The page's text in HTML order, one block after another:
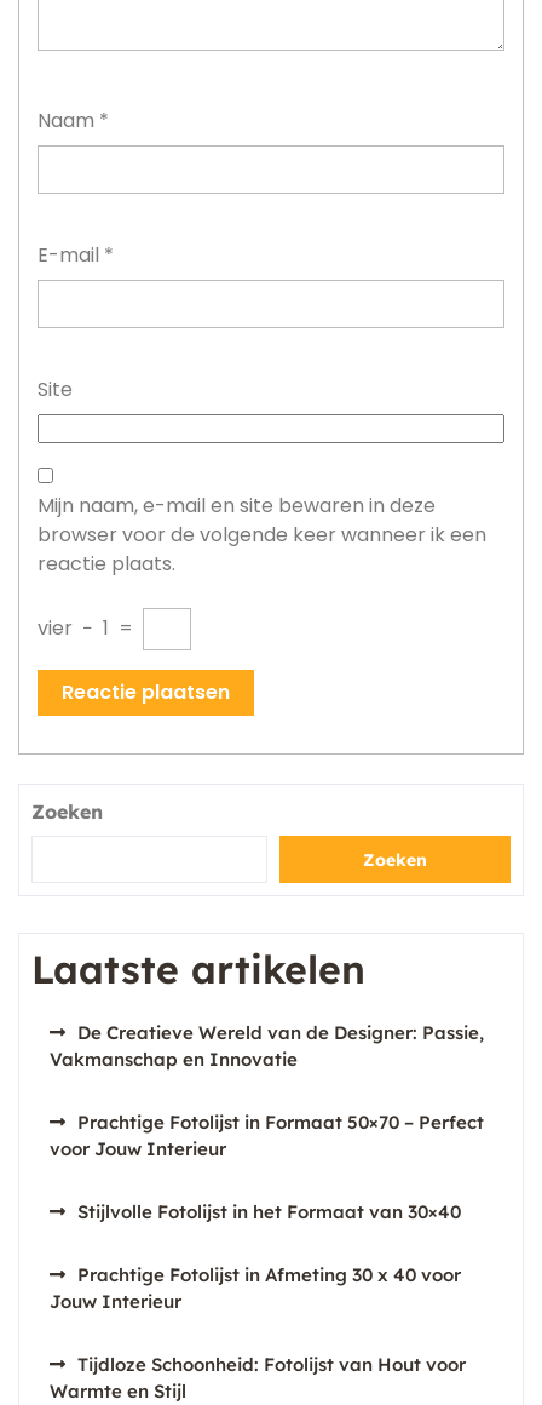
Naam *
E-mail *
Site
Mijn naam, e-mail en site bewaren in deze
browser voor de volgende keer wanneer ik een
reactie plaats.
vier − 1 =
Zoeken
Zoeken
Laatste artikelen
De Creatieve Wereld van de Designer: Passie,
Vakmanschap en Innovatie
Prachtige Fotolijst in Formaat 50×70 – Perfect
voor Jouw Interieur
Stijlvolle Fotolijst in het Formaat van 30×40
Prachtige Fotolijst in Afmeting 30 x 40 voor
Jouw Interieur
Tijdloze Schoonheid: Fotolijst van Hout voor
Warmte en Stijl